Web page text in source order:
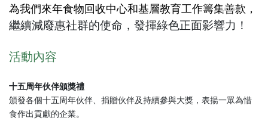
為我們來年食物回收中心和基層教育工作籌集善款，
繼續減廢惠社群的使命，發揮綠色正面影響力！
活動內容
十五周年伙伴頒獎禮
頒發各個十五周年伙伴、捐贈伙伴及持續參與大獎，表揚一眾為惜
食作出貢獻的企業。